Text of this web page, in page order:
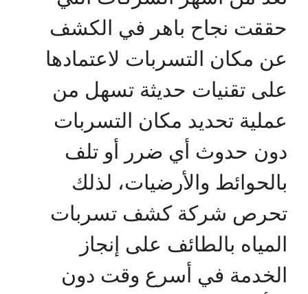
حققت نجاح باهر في الكشف
عن مكان التسربات لاعتمادها
على تقنيات حديثة تسهل من
عملية تحديد مكان التسربات
دون حدوث أي ضرر أو تلف
بالحوائط والأرضيات، لذلك
تحرص شركة كشف تسربات
المياه بالطائف على إنجاز
الخدمة في أسرع وقت دون